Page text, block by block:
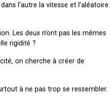
l’autre la vitesse et l’aléatoire.
Les deux n’ont pas les mêmes
rigidité ?
on cherche à créer de
à ne pas trop se ressembler.